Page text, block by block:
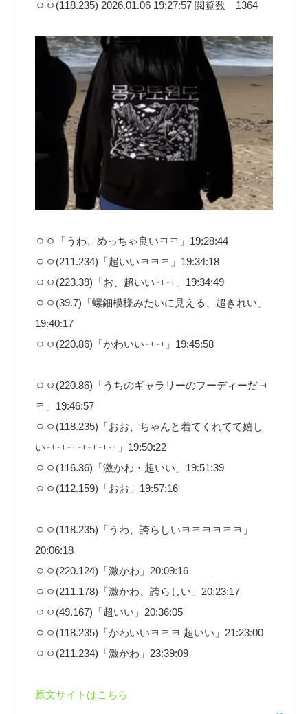
ㅇㅇ(118.235) 2026.01.06 19:27:57 閲覧数 1364
ㅇㅇ「うわ、めっちゃ良いㅋㅋ」19:28:44
ㅇㅇ(211.234)「超いいㅋㅋㅋ」19:34:18
ㅇㅇ(223.39)「お、超いいㅋㅋ」19:34:49
ㅇㅇ(39.7)「螺鈿模様みたいに見える、超きれい」
19:40:17
ㅇㅇ(220.86)「かわいいㅋㅋ」19:45:58
ㅇㅇ(220.86)「うちのギャラリーのフーディーだㅋ
ㅋ」19:46:57
ㅇㅇ(118.235)「おお、ちゃんと着てくれてて嬉し
いㅋㅋㅋㅋㅋㅋㅋ」19:50:22
ㅇㅇ(116.36)「激かわ・超いい」19:51:39
ㅇㅇ(112.159)「おお」19:57:16
ㅇㅇ(118.235)「うわ、誇らしいㅋㅋㅋㅋㅋㅋ」
20:06:18
ㅇㅇ(220.124)「激かわ」20:09:16
ㅇㅇ(211.178)「激かわ、誇らしい」20:23:17
ㅇㅇ(49.167)「超いい」20:36:05
ㅇㅇ(118.235)「かわいいㅋㅋㅋ 超いい」21:23:00
ㅇㅇ(211.234)「激かわ」23:39:09
原文サイトはこちら